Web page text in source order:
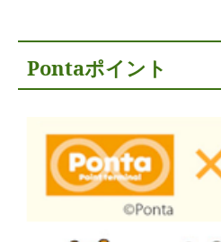
Pontaポイント